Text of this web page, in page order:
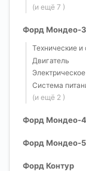
(и ещё 7 )
Форд Мондео-3
Технические
Двигатель
Система
(и ещё 2 )
Форд Мондео-4
Форд Мондео-5
Форд Контур